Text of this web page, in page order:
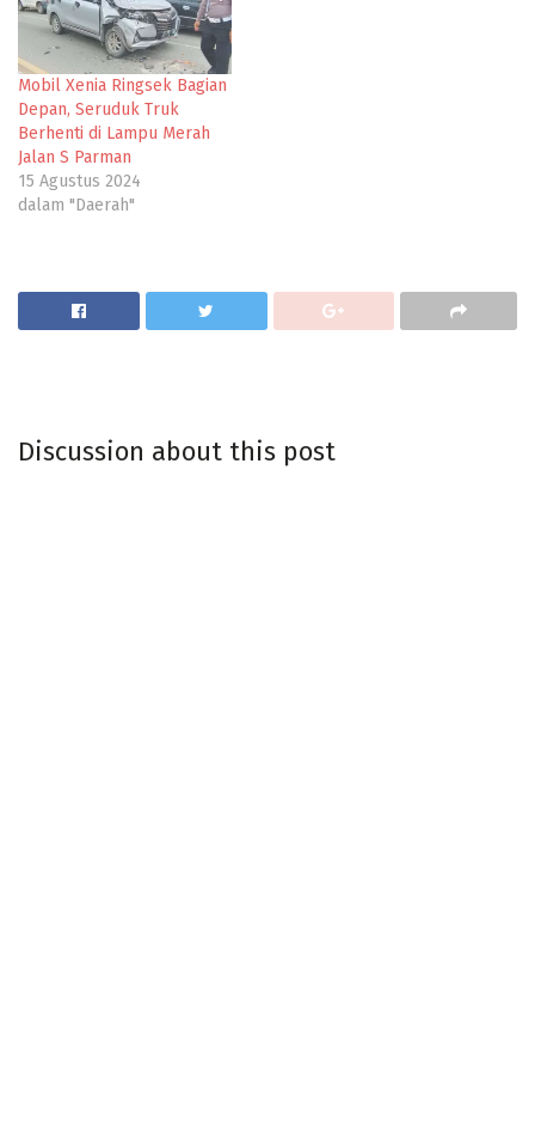
Mobil Xenia Ringsek Bagian
Depan, Seruduk Truk
Berhenti di Lampu Merah
Jalan S Parman
15 Agustus 2024
dalam "Daerah"
Discussion about this post